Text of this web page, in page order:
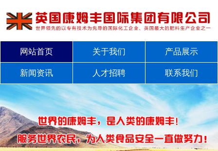
网站首页 关于我们 产品展示
新闻资讯 人才招聘 联系我们